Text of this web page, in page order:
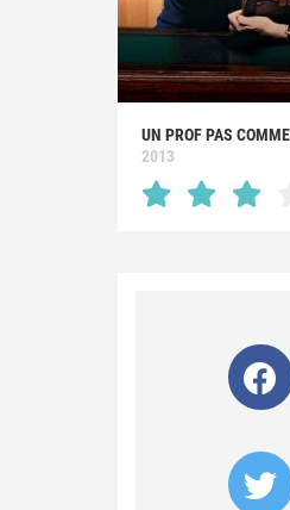
UN PROF PAS
2013